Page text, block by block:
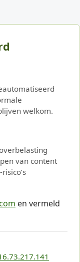
welkom.
van content
en vermeld